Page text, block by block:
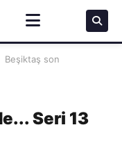
Beşiktaş son
Seri 13